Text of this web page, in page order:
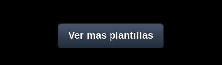
Ver mas plantillas